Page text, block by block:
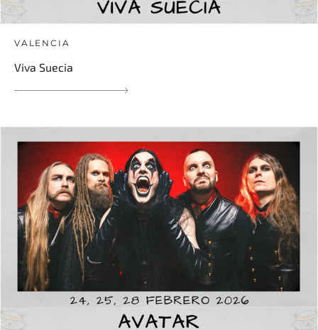
VALENCIA
Viva Suecia